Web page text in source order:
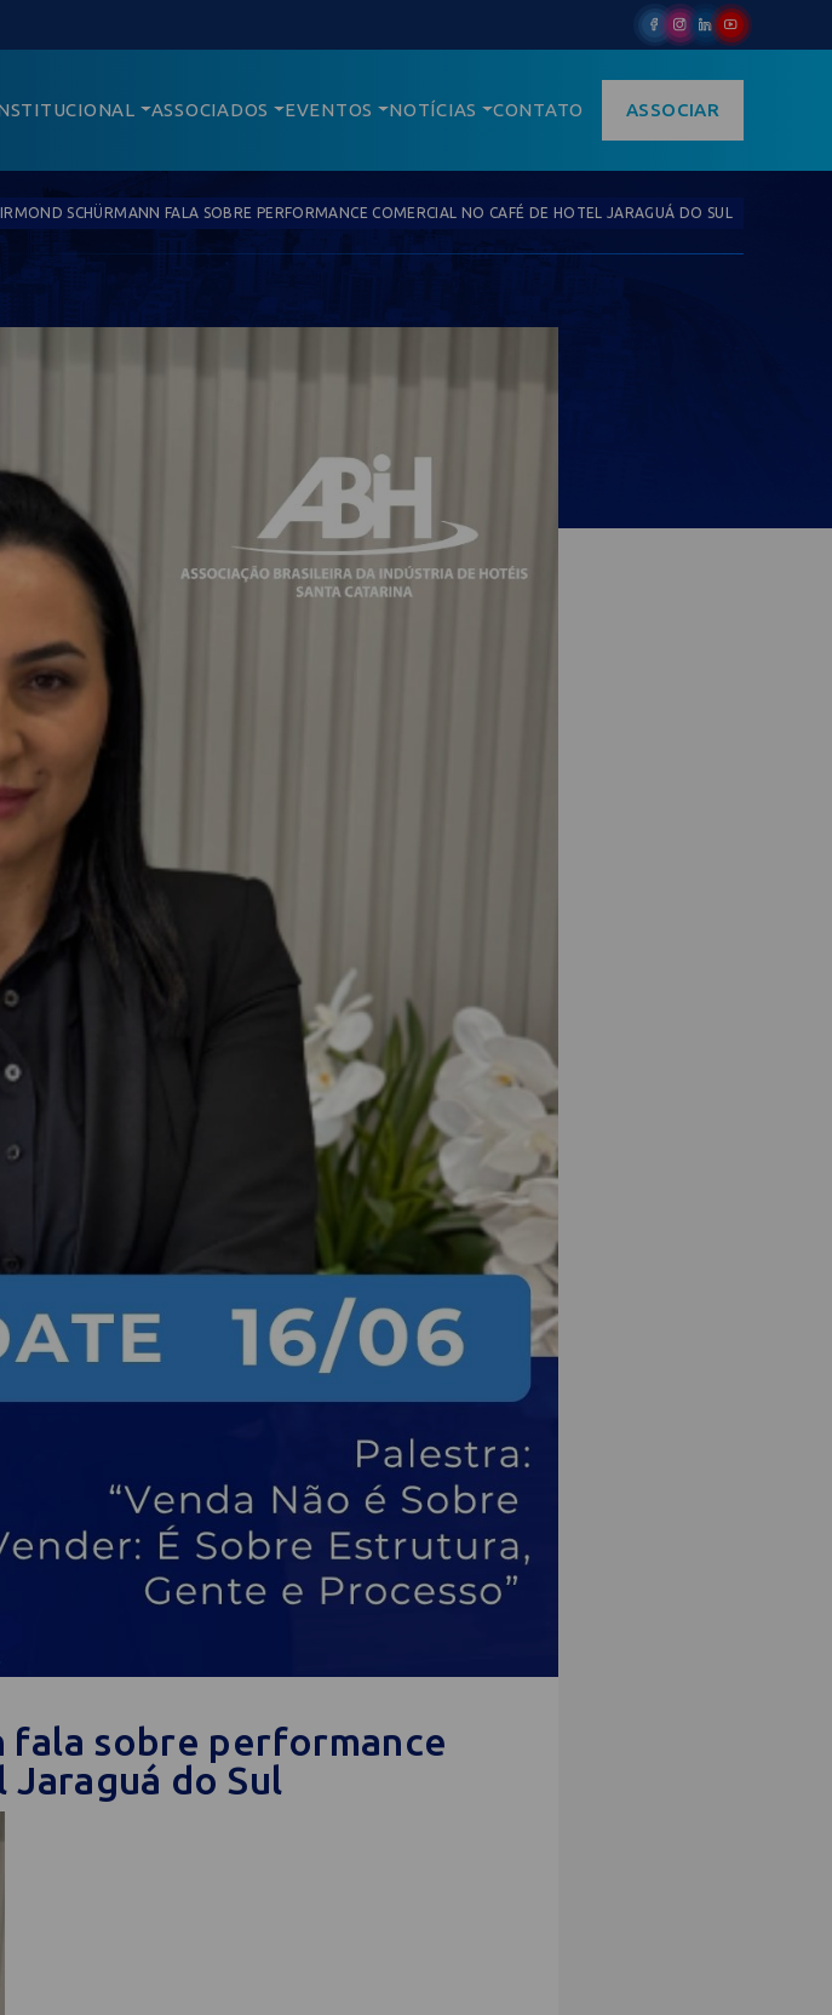
ASSOCIADOS EVENTOS NOTÍCIAS CONTATO ASSOCIAR
SCHÜRMANN FALA SOBRE PERFORMANCE COMERCIAL NO CAFÉ DE HOTEL JARAGUÁ DO SUL
fala sobre performance
do Sul